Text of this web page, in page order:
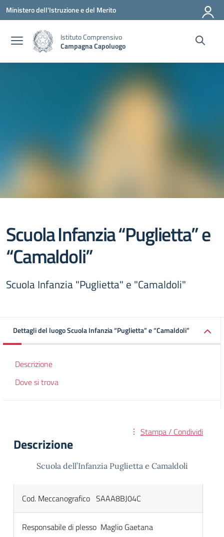
Vai ai contenuti
Vai al menu di navigazione
Vai al footer
Ministero dell'Istruzione e del Merito
Istituto Comprensivo
Campagna Capoluogo
Scuola Infanzia “Puglietta” e
“Camaldoli”
Scuola Infanzia "Puglietta" e "Camaldoli"
Dettagli del luogo Scuola Infanzia “Puglietta” e “Camaldoli”
Descrizione
Dove si trova
Stampa / Condividi
Descrizione
Scuola dell’Infanzia Puglietta e Camaldoli
Cod. Meccanografico SAAA8BJ04C
Responsabile di plesso Maglio Gaetana